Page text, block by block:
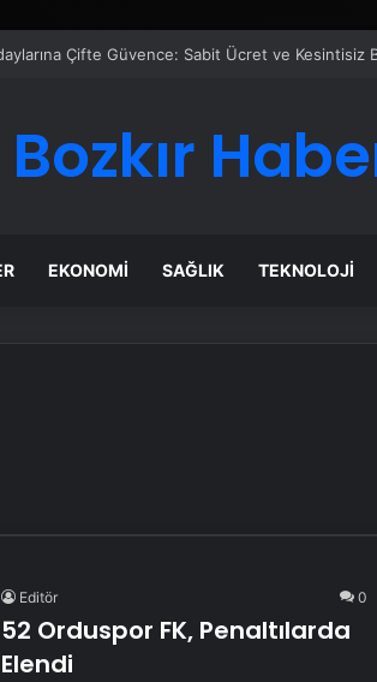
Çifte Güvence: Sabit Ücret ve Kesintisiz
Bozkır
EKONOMI SAĞLIK TEKNOLOJI
Editör 0
52 Orduspor FK, Penaltılarda
Elendi